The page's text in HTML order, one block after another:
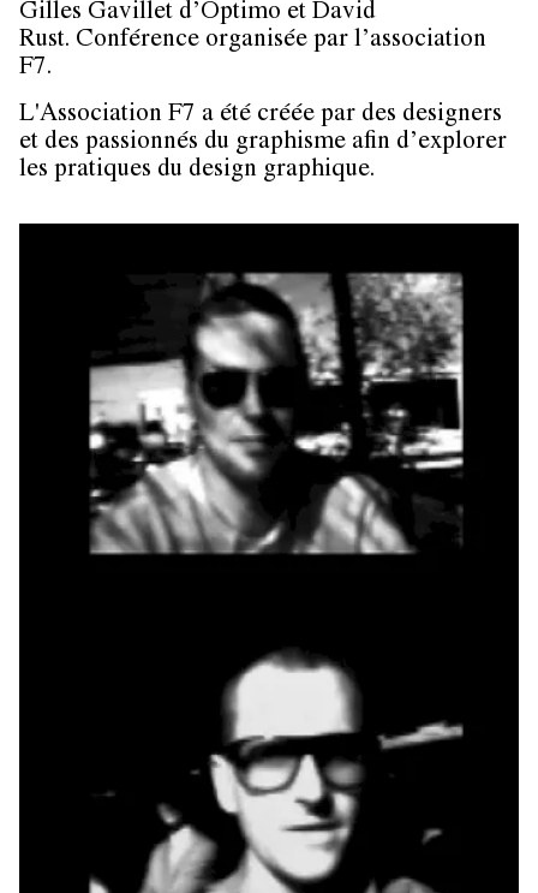
Gilles Gavillet d’Optimo et David
Rust. Conférence organisée par l’association
F7.
L'Association F7 a été créée par des designers
et des passionnés du graphisme afin d’explorer
les pratiques du design graphique.